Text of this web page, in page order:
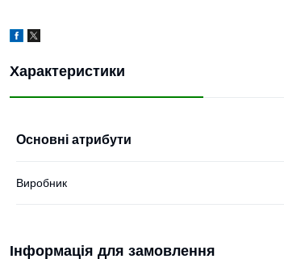
Характеристики
Основні атрибути
Виробник
Інформація для замовлення